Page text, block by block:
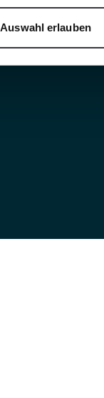
Auswahl erlauben